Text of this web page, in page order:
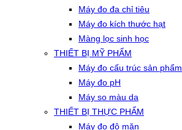
Máy đo đa chỉ tiêu
Máy đo kích thước hạt
Màng lọc sinh học
THIẾT BỊ MỸ PHẨM
Máy đo cấu trúc sản phẩm
Máy đo pH
Máy so màu da
THIẾT BỊ THỰC PHẨM
Máy đo độ mặn